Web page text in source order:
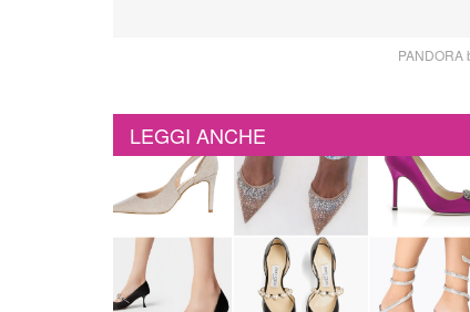
PANDORA
LEGGI ANCHE